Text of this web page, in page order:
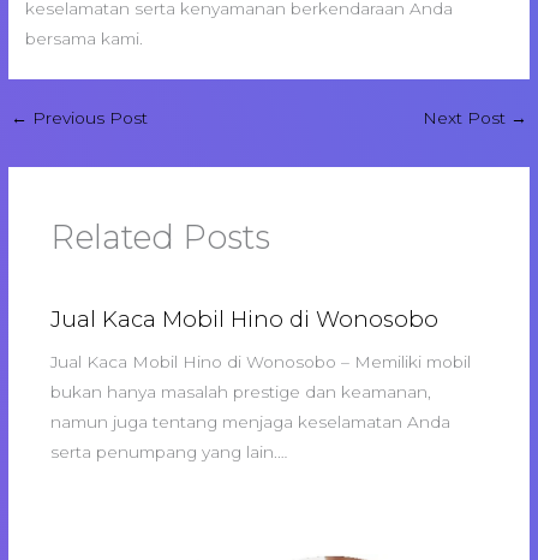
keselamatan serta kenyamanan berkendaraan Anda
bersama kami.
← Previous Post Next Post →
Related Posts
Jual Kaca Mobil Hino di Wonosobo
Jual Kaca Mobil Hino di Wonosobo – Memiliki mobil
bukan hanya masalah prestige dan keamanan,
namun juga tentang menjaga keselamatan Anda
serta penumpang yang lain.…